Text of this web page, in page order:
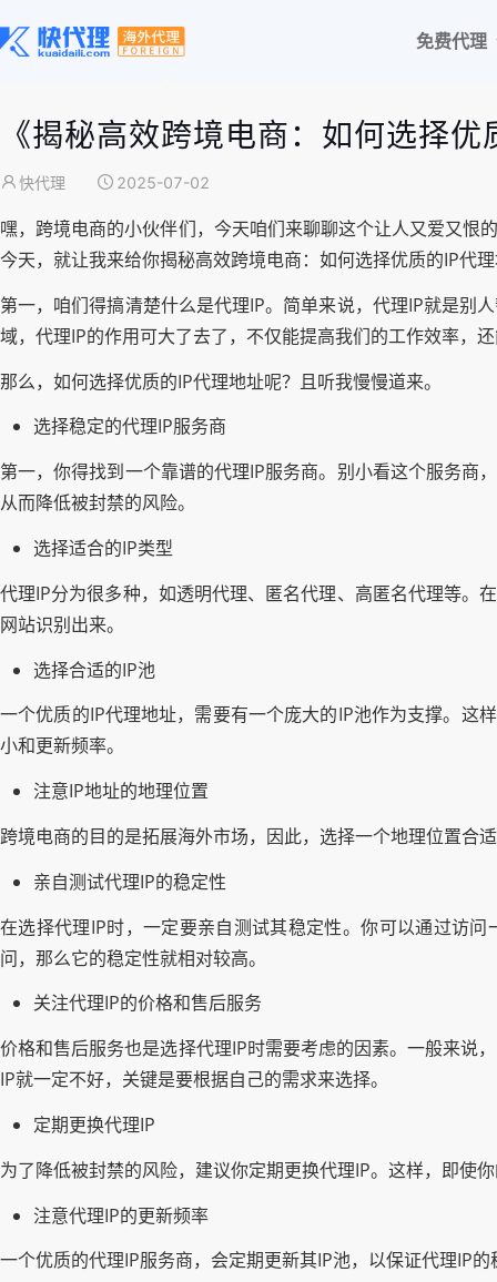
免费代理
《揭秘高效跨境电商：如何选择
快代理 2025-07-02
嘿，跨境电商的小伙伴们，今天咱们来聊聊这个让人又爱又
今天，就让我来给你揭秘高效跨境电商：如何选择优质的IP代
第一，咱们得搞清楚什么是代理IP。简单来说，代理IP就是别
域，代理IP的作用可大了去了，不仅能提高我们的工作效率，
那么，如何选择优质的IP代理地址呢？且听我慢慢道来。
选择稳定的代理IP服务商
第一，你得找到一个靠谱的代理IP服务商。别小看这个服务商
从而降低被封禁的风险。
选择适合的IP类型
代理IP分为很多种，如透明代理、匿名代理、高匿名代理等。
网站识别出来。
选择合适的IP池
一个优质的IP代理地址，需要有一个庞大的IP池作为支撑。这
小和更新频率。
注意IP地址的地理位置
跨境电商的目的是拓展海外市场，因此，选择一个地理位置合
亲自测试代理IP的稳定性
在选择代理IP时，一定要亲自测试其稳定性。你可以通过访
问，那么它的稳定性就相对较高。
关注代理IP的价格和售后服务
价格和售后服务也是选择代理IP时需要考虑的因素。一般来说
IP就一定不好，关键是要根据自己的需求来选择。
定期更换代理IP
为了降低被封禁的风险，建议你定期更换代理IP。这样，即使
注意代理IP的更新频率
一个优质的代理IP服务商，会定期更新其IP池，以保证代理IP